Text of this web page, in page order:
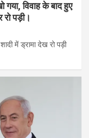
विवाह के बाद हुए
पड़ी।
में ड्रामा देख रो पड़ी